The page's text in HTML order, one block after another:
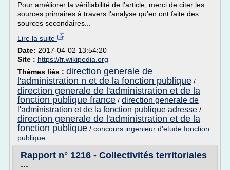
Pour améliorer la vérifiabilité de l'article, merci de citer les
sources primaires à travers l'analyse qu'en ont faite des
sources secondaires...
Lire la suite
Date: 2017-04-02 13:54:20
Site : https://fr.wikipedia.org
Thèmes liés : direction generale de
l'administration n et de la fonction publique /
direction generale de l'administration et de la
fonction publique france / direction generale de
l'administration et de la fonction publique adresse /
direction generale de l'administration et de la
fonction publique / concours ingenieur d'etude fonction
publique
Rapport n° 1216 - Collectivités territoriales
...